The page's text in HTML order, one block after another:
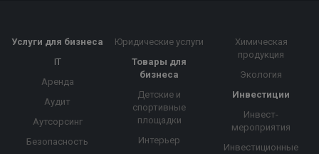
Услуги для бизнеса
IT
Аренда
Аудит
Аутсорсинг
Безопасность
Юридические услуги
Товары для
бизнеса
Детские и
спортивные
площадки
Интерьер
Химическая
продукция
Экология
Инвестиции
Инвест-
мероприятия
Инвестиционные